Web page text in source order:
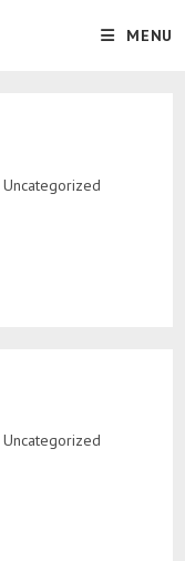
MENU
Uncategorized
Uncategorized